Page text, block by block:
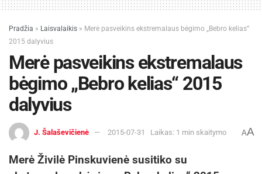
Pradžia » Laisvalaikis » Merė pasveikins ekstremalaus bėgimo „Bebro kelias“
2015 dalyvius
Merė pasveikins ekstremalaus
bėgimo „Bebro kelias“ 2015
dalyvius
J. Šalaševičienė 2015-07-31 Laikas: 1 min skaitymo AA
Merė Živilė Pinskuvienė susitiko su